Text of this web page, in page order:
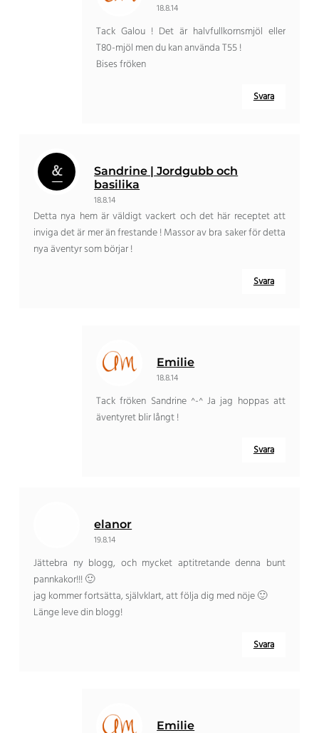
18.8.14
Tack Galou ! Det är halvfullkornsmjöl eller
T80-mjöl men du kan använda T55 !
Bises fröken
Svara
Sandrine | Jordgubb och
basilika
18.8.14
Detta nya hem är väldigt vackert och det här receptet att
inviga det är mer än frestande ! Massor av bra saker för detta
nya äventyr som börjar !
Svara
Emilie
18.8.14
Tack fröken Sandrine ^-^ Ja jag hoppas att
äventyret blir långt !
Svara
elanor
19.8.14
Jättebra ny blogg, och mycket aptitretande denna bunt
pannkakor!!! 🙂
jag kommer fortsätta, självklart, att följa dig med nöje 🙂
Länge leve din blogg!
Svara
Emilie